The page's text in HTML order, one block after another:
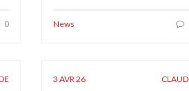
0 News
3 AVR 26